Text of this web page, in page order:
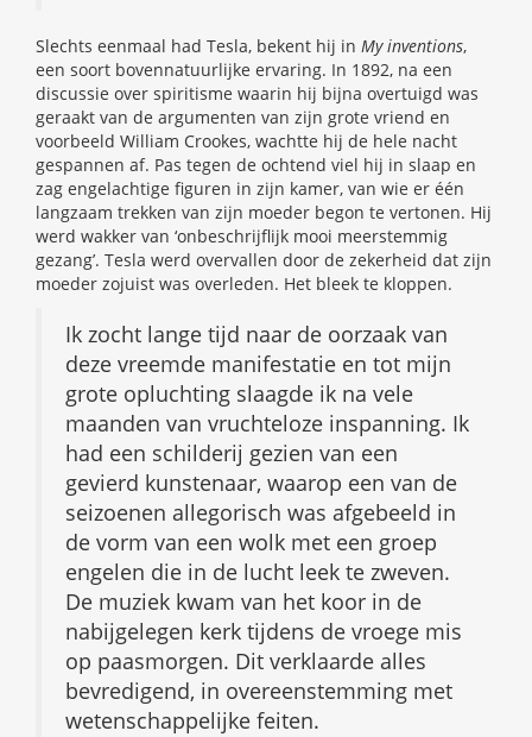
Slechts eenmaal had Tesla, bekent hij in My inventions,
een soort bovennatuurlijke ervaring. In 1892, na een
discussie over spiritisme waarin hij bijna overtuigd was
geraakt van de argumenten van zijn grote vriend en
voorbeeld William Crookes, wachtte hij de hele nacht
gespannen af. Pas tegen de ochtend viel hij in slaap en
zag engelachtige figuren in zijn kamer, van wie er één
langzaam trekken van zijn moeder begon te vertonen. Hij
werd wakker van ‘onbeschrijflijk mooi meerstemmig
gezang’. Tesla werd overvallen door de zekerheid dat zijn
moeder zojuist was overleden. Het bleek te kloppen.
Ik zocht lange tijd naar de oorzaak van
deze vreemde manifestatie en tot mijn
grote opluchting slaagde ik na vele
maanden van vruchteloze inspanning. Ik
had een schilderij gezien van een
gevierd kunstenaar, waarop een van de
seizoenen allegorisch was afgebeeld in
de vorm van een wolk met een groep
engelen die in de lucht leek te zweven.
De muziek kwam van het koor in de
nabijgelegen kerk tijdens de vroege mis
op paasmorgen. Dit verklaarde alles
bevredigend, in overeenstemming met
wetenschappelijke feiten.